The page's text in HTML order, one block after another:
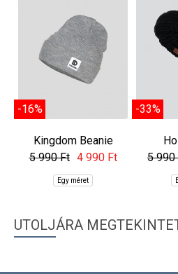
-16%
Kingdom Beanie
5 990 Ft 4 990 Ft
Egy méret
-33%
5 990
UTOLJÁRA